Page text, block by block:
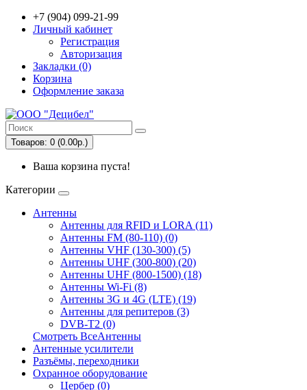
+7 (904) 099-21-99
Личный кабинет
Регистрация
Авторизация
Закладки (0)
Корзина
Оформление заказа
Товаров: 0 (0.00р.)
Ваша корзина пуста!
Категории
Антенны
Антенны для RFID и LORA (11)
Антенны FM (80-110) (0)
Антенны VHF (130-300) (5)
Антенны UHF (300-800) (20)
Антенны UHF (800-1500) (18)
Антенны Wi-Fi (8)
Антенны 3G и 4G (LTE) (19)
Антенны для репитеров (3)
DVB-T2 (0)
Смотреть ВсеАнтенны
Антенные усилители
Разъёмы, переходники
Охранное оборудование
Цербер (0)